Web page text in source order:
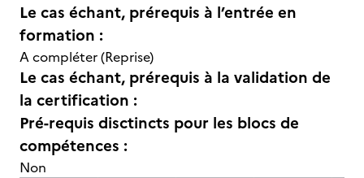
Le cas échant, prérequis à l’entrée en
formation :
A compléter (Reprise)
Le cas échant, prérequis à la validation de
la certification :
Pré-requis disctincts pour les blocs de
compétences :
Non